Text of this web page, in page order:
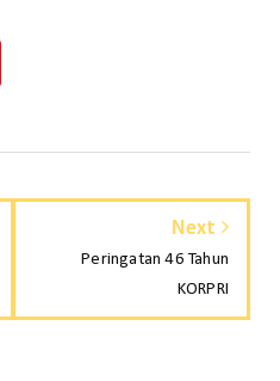
Next
Peringatan 46 Tahun
KORPRI